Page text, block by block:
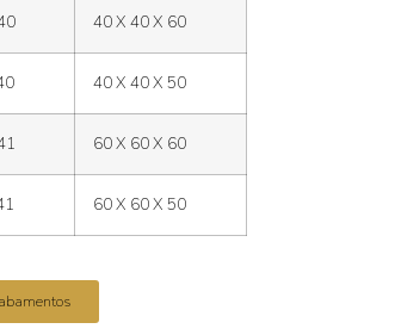
40 X 40 X 60
40 X 40 X 50
60 X 60 X 60
60 X 60 X 50